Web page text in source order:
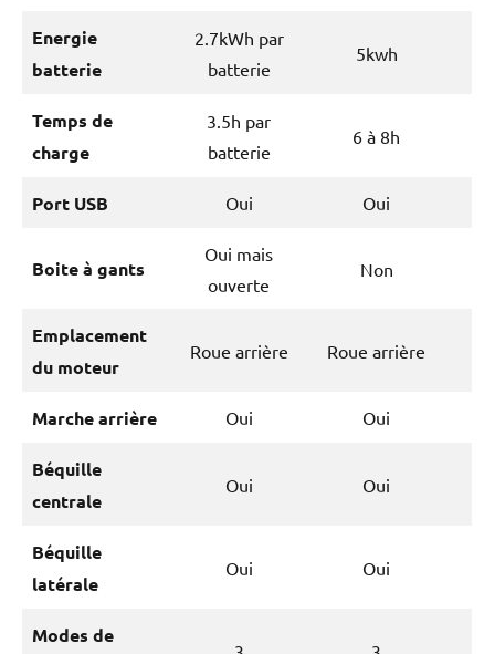
Energie
batterie
2.7kWh par
batterie
5kwh
Temps de
charge
3.5h par
batterie
6 à 8h
Port USB Oui Oui
Boite à gants
Oui mais
ouverte
Non
Emplacement
du moteur
Roue arrière Roue arrière
Marche arrière Oui Oui
Béquille
centrale
Oui Oui
Béquille
latérale
Oui Oui
Modes de